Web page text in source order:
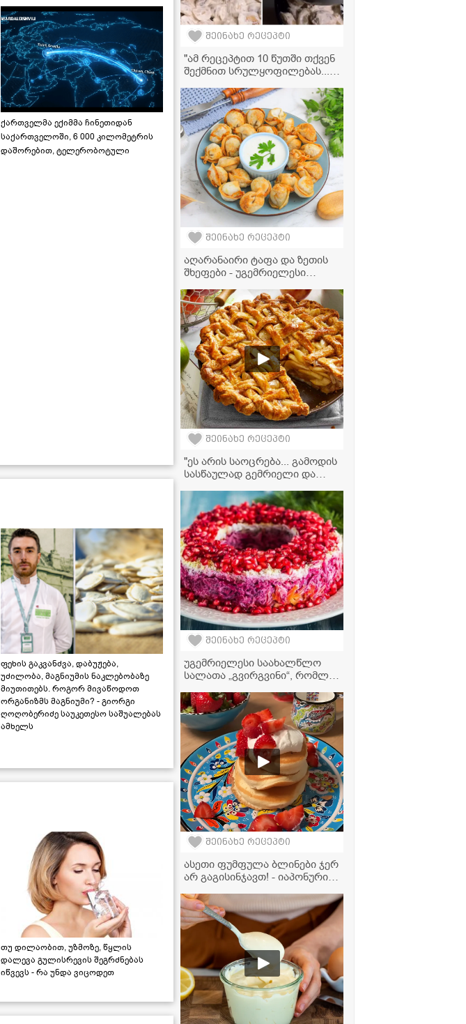
ქართველმა ექიმმა ჩინეთიდან
საქართველოში, 6 000 კილომეტრის
დაშორებით, ტელერობოტული
ფეხის გაკვანძვა, დაბუჟება,
უძილობა, მაგნიუმის ნაკლებობაზე
მიუთითებს. როგორ მივაწოდოთ
ორგანიზმს მაგნიუმი? - გიორგი
ღოღობერიძე საუკეთესო საშუალებას
ამხელს
თუ დილაობით, უზმოზე, წყლის
დალევა გულისრევის შეგრძნებას
იწვევს - რა უნდა ვიცოდეთ
შეინახე რეცეპტი
"ამ რეცეპტით 10 წუთში თქვენ
შექმნით სრულყოფილებას..." -
და ყველის სოუსით
შეინახე რეცეპტი
აღარანაირი ტაფა და ზეთის
შხეფები - უგემრიელესი
აეროგრილში სულ რაღაც 15
წუთში!
შეინახე რეცეპტი
"ეს არის საოცრება... გამოდის
სასწაულად გემრიელი და
- ვაშლის ნამცხვრის რეცეპტი
შეინახე რეცეპტი
უგემრიელესი საახალწლო
სალათა „გვირგვინი“, რომლის
შეძლებს!
შეინახე რეცეპტი
ასეთი ფუმფულა ბლინები ჯერ
არ გაგისინჯავთ! - იაპონური
სამზარეულოში